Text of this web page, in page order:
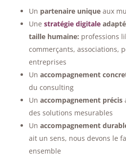
Un partenaire uniqueaux
Une stratégie digitale
taille humaine: professions
commerçants, associations,
entreprises
Un accompagnement
du consulting
Un accompagnement précis
des solutions mesurables
Un accompagnement
ait un sens, nous devons le
ensemble